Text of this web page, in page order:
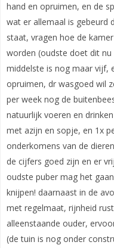
hand en opruimen, en de
wat er allemaal is gebeurd
staat, vragen hoe de
worden (oudste doet dit
middelste is nog maar vijf,
opruimen, dr wasgoed wil
per week nog de
natuurlijk voeren en
met azijn en sopje, en 1x
onderkomens van de
de cijfers goed zijn en er
oudste puber mag het
knijpen! daarnaast in de
met regelmaat, rijnheid
alleenstaande ouder,
(de tuin is nog onder